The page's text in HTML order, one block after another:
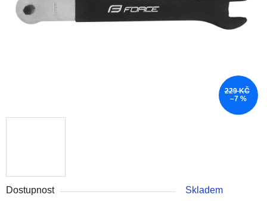
Dostupnost
Skladem
229 KČ
–7 %